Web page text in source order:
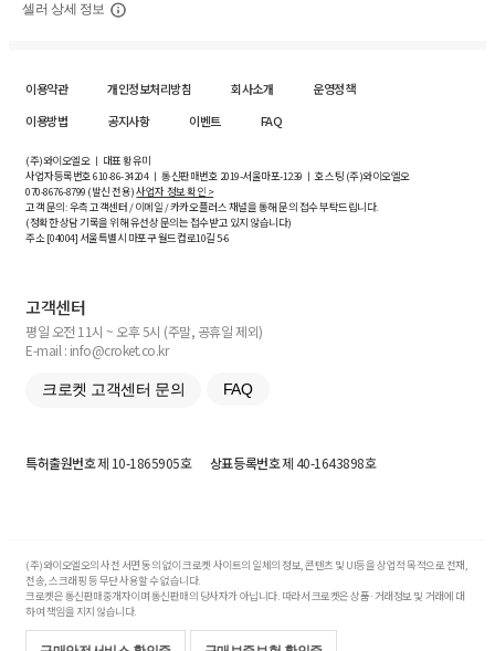
셀러 상세 정보
이용약관 개인정보처리방침 회사소개
운영정책
이용방법
공지사항 이벤트 FAQ
(주)와이오엘오 ㅣ 대표 황유미
사업자등록번호610-86-34204ㅣ 통신판매번호 2019-서울마포-1239 ㅣ 호스팅 (주)와이오엘오
070-8676-8799 (발신 전용)사업자 정보 확인 >
고객 문의: 우측 고객센터 / 이메일 / 카카오플러스 채널을 통해 문의 접수 부탁드립니다.
(정확한 상담 기록을 위해 유선상 문의는 접수받고 있지 않습니다)
주소 [04004] 서울특별시 마포구 월드컵로10길5-6
고객센터
평일 오전 11시 ~ 오후 5시 (주말, 공휴일 제외)
E-mail : info@croket.co.kr
크로켓 고객센터 문의 FAQ
특허출원번호제 10-1865905호 상표등록번호제 40-1643898호
(주)와이오엘오의 사전 서면 동의 없이 크로켓 사이트의 일체의 정보, 콘텐츠 및 UI등을 상업적 목적으로 전재,
전송, 스크래핑 등 무단 사용할 수 없습니다.
크로켓은 통신판매중개자이며 통신판매의 당사자가 아닙니다. 따라서 크로켓은 상품·거래정보 및 거래에 대
하여 책임을 지지 않습니다.